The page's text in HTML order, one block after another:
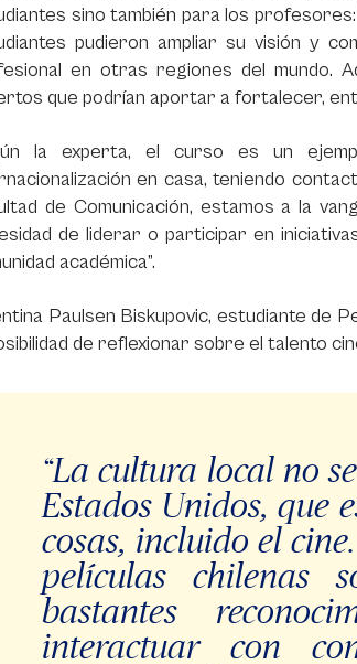
sino también para los
pudieron ampliar su visión y
en otras regiones del mundo.
que podrían aportar a fortalecer,
la experta, el curso es un
en casa, teniendo
de Comunicación, estamos a la
de liderar o participar en
académica”.
Paulsen Biskupovic, estudiante de
de reflexionar sobre el talento
“La cultura local no
Estados Unidos, que
cosas, incluido el
películas chilenas
bastantes
interactuar con